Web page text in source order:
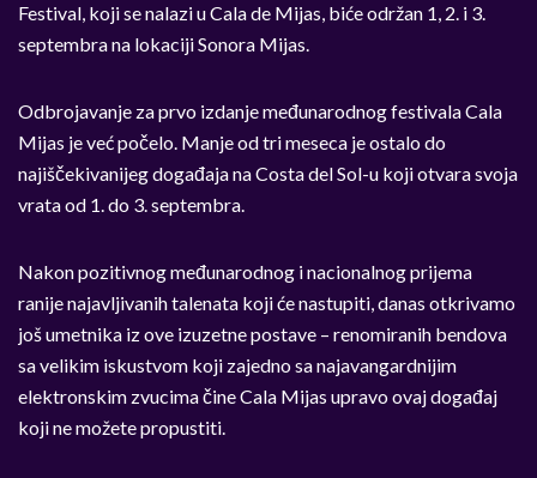
Festival, koji se nalazi u Cala de Mijas, biće održan 1, 2. i 3.
septembra na lokaciji Sonora Mijas.
Odbrojavanje za prvo izdanje međunarodnog festivala Cala
Mijas je već počelo. Manje od tri meseca je ostalo do
najiščekivanijeg događaja na Costa del Sol-u koji otvara svoja
vrata od 1. do 3. septembra.
Nakon pozitivnog međunarodnog i nacionalnog prijema
ranije najavljivanih talenata koji će nastupiti, danas otkrivamo
još umetnika iz ove izuzetne postave – renomiranih bendova
sa velikim iskustvom koji zajedno sa najavangardnijim
elektronskim zvucima čine Cala Mijas upravo ovaj događaj
koji ne možete propustiti.